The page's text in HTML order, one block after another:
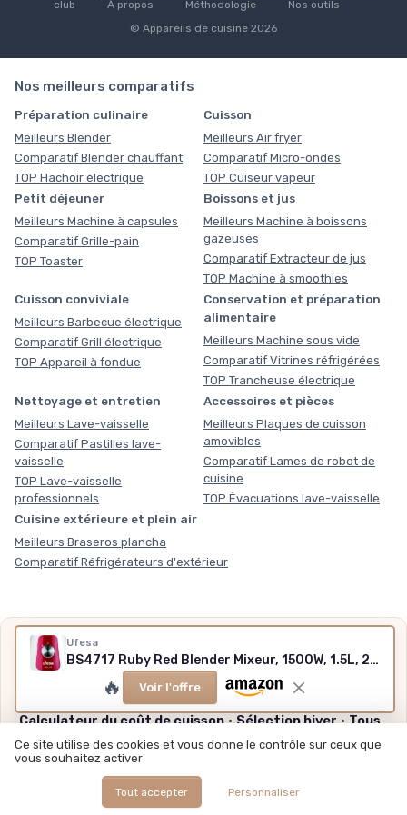
Ufesa
BS4717 Ruby Red Blender Mixeur, 1500W, 1.5L, 2 Vitesses + Pulse, 4 Lames en Acier Inoxydable, Fermeture Hermétique, Glace Pilée, Sans BPA Ruby Red - 1500w
🔥 Voir l'offre
club
À propos Méthodologie
Nos outils
© Appareils de cuisine 2026
Nos meilleurs comparatifs
Préparation culinaire
Meilleurs Blender
Comparatif Blender chauffant
TOP Hachoir électrique
Cuisson
Meilleurs Air fryer
Comparatif Micro-ondes
TOP Cuiseur vapeur
Petit déjeuner
Meilleurs Machine à capsules
Comparatif Grille-pain
TOP Toaster
Boissons et jus
Meilleurs Machine à boissons
gazeuses
Comparatif Extracteur de jus
TOP Machine à smoothies
Cuisson conviviale
Meilleurs Barbecue électrique
Comparatif Grill électrique
TOP Appareil à fondue
Conservation et préparation
alimentaire
Meilleurs Machine sous vide
Comparatif Vitrines réfrigérées
TOP Trancheuse électrique
Nettoyage et entretien
Meilleurs Lave-vaisselle
Comparatif Pastilles lave-
vaisselle
TOP Lave-vaisselle
professionnels
Accessoires et pièces
Meilleurs Plaques de cuisson
amovibles
Comparatif Lames de robot de
cuisine
TOP Évacuations lave-vaisselle
Cuisine extérieure et plein air
Meilleurs Braseros plancha
Comparatif Réfrigérateurs d'extérieur
Nos outils gratuits
Des chiffres plutôt que des impressions, sans inscription,
méthode et sources expliquées.
Calculateur du coût de cuisson·Sélection hiver·Tous
nos outils
Ce site utilise des cookies et vous donne le contrôle sur ceux que
vous souhaitez activer
Tout accepter Personnaliser